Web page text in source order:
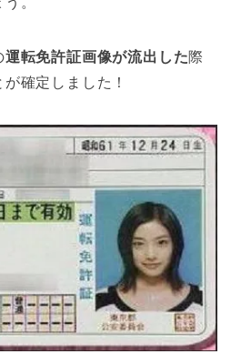
運転免許証画像が流出した際
確定しました！